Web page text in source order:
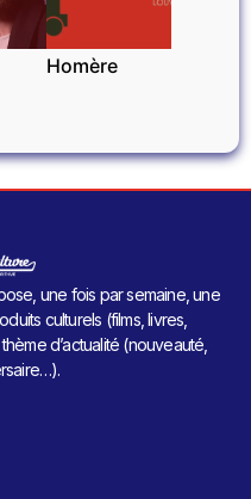
Homère
une fois par semaine, une
culturels (films, livres,
d’actualité (nouveauté,